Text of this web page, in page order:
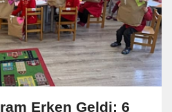
Erken Geldi: 6